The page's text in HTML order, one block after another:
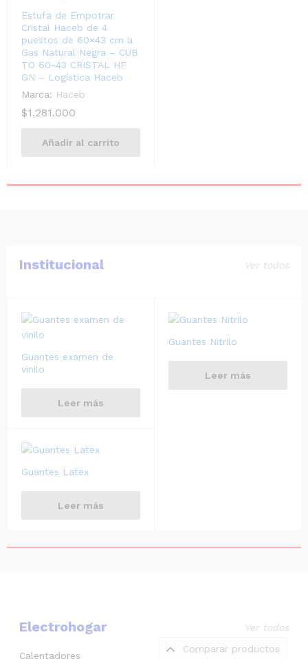
Estufa de Empotrar
Cristal Haceb de 4
puestos de 60×43 cm a
Gas Natural Negra – CUB
TO 60-43 CRISTAL HF
GN – Logística Haceb
Marca: Haceb
$1.281.000
Añadir al carrito
Institucional Ver todos
Guantes examen de
vinilo
Leer más
Guantes Nitrilo
Leer más
Guantes Latex
Leer más
Electrohogar
Calentadores
Ver todos
Comparar productos